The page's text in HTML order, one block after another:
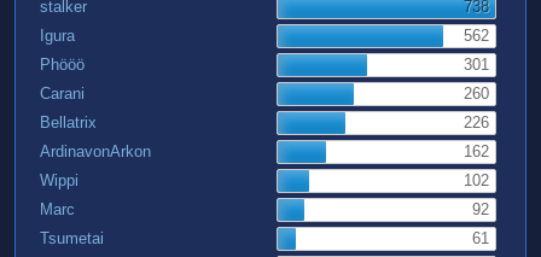
stalker
738
Igura
562
Phööö
301
Carani
260
Bellatrix
226
ArdinavonArkon
162
Wippi
102
Marc
92
Tsumetai
61